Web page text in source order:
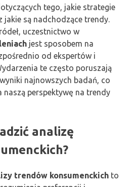
tego, jakie strategie
jakie są nadchodzące trendy.
uczestnictwo w
jest sposobem na
od ekspertów i
te często poruszają
najnowszych badań, co
perspektywę na trendy
analizę
trendów konsumenckich to